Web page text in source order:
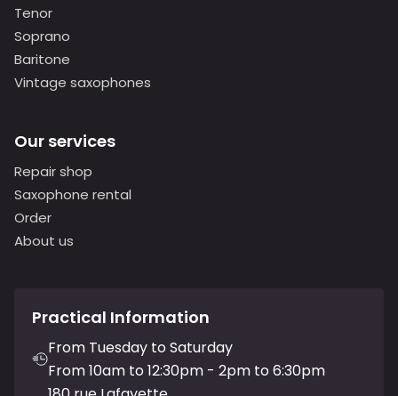
Tenor
Soprano
Baritone
Vintage saxophones
Our services
Repair shop
Saxophone rental
Order
About us
Practical Information
From Tuesday to Saturday
From 10am to 12:30pm - 2pm to 6:30pm